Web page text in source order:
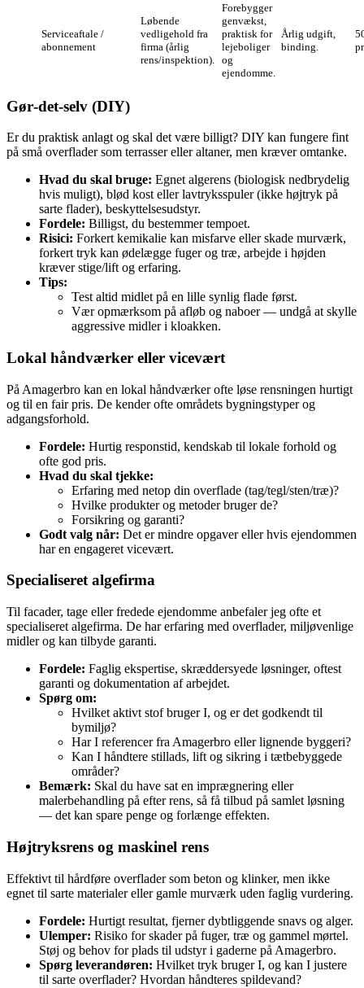
Serviceaftale /
abonnement
Løbende
vedligehold fra
firma (årlig
rens/inspektion).
Forebygger
genvækst,
praktisk for
lejeboliger
og
ejendomme.
Årlig udgift,
binding.
Gør‑det‑selv (DIY)
Er du praktisk anlagt og skal det være billigt? DIY kan fungere fint
på små overflader som terrasser eller altaner, men kræver omtanke.
Hvad du skal bruge: Egnet algerens (biologisk nedbrydelig
hvis muligt), blød kost eller lavtryksspuler (ikke højtryk på
sarte flader), beskyttelsesudstyr.
Fordele: Billigst, du bestemmer tempoet.
Risici: Forkert kemikalie kan misfarve eller skade murværk,
forkert tryk kan ødelægge fuger og træ, arbejde i højden
kræver stige/lift og erfaring.
Tips:
Test altid midlet på en lille synlig flade først.
Vær opmærksom på afløb og naboer — undgå at skylle
aggressive midler i kloakken.
Lokal håndværker eller vicevært
På Amagerbro kan en lokal håndværker ofte løse rensningen hurtigt
og til en fair pris. De kender ofte områdets bygningstyper og
adgangsforhold.
Fordele: Hurtig responstid, kendskab til lokale forhold og
ofte god pris.
Hvad du skal tjekke:
Erfaring med netop din overflade (tag/tegl/sten/træ)?
Hvilke produkter og metoder bruger de?
Forsikring og garanti?
Godt valg når: Det er mindre opgaver eller hvis ejendommen
har en engageret vicevært.
Specialiseret algefirma
Til facader, tage eller fredede ejendomme anbefaler jeg ofte et
specialiseret algefirma. De har erfaring med overflader, miljøvenlige
midler og kan tilbyde garanti.
Fordele: Faglig ekspertise, skræddersyede løsninger, oftest
garanti og dokumentation af arbejdet.
Spørg om:
Hvilket aktivt stof bruger I, og er det godkendt til
bymiljø?
Har I referencer fra Amagerbro eller lignende byggeri?
Kan I håndtere stillads, lift og sikring i tætbebyggede
områder?
Bemærk: Skal du have sat en imprægnering eller
malerbehandling på efter rens, så få tilbud på samlet løsning
— det kan spare penge og forlænge effekten.
Højtryksrens og maskinel rens
Effektivt til hårdføre overflader som beton og klinker, men ikke
egnet til sarte materialer eller gamle murværk uden faglig vurdering.
Fordele: Hurtigt resultat, fjerner dybtliggende snavs og alger.
Ulemper: Risiko for skader på fuger, træ og gammel mørtel.
Støj og behov for plads til udstyr i gaderne på Amagerbro.
Spørg leverandøren: Hvilket tryk bruger I, og kan I justere
til sarte overflader? Hvordan håndteres spildevand?